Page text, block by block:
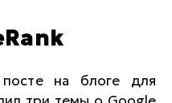
\ Левый торец здания
на блоге для